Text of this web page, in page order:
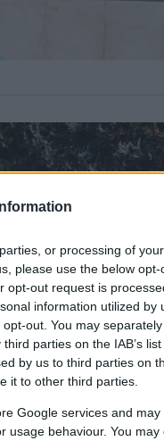
or processing of
please use the below
opt-out request is
information utilized by
out. You may
parties on the IAB’s
by us to third parties on
it to other third parties.
Google services and
usage behaviour. You